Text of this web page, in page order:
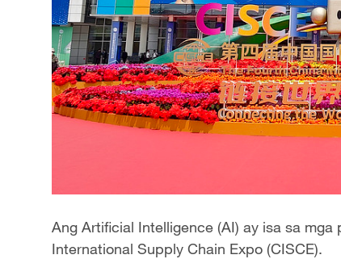
Ang Artificial Intelligence (AI) ay isa sa
International Supply Chain Expo (CISCE).